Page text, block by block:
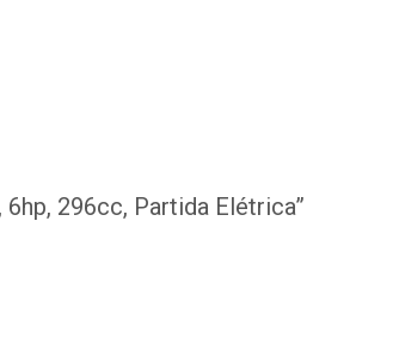
296cc, Partida Elétrica”